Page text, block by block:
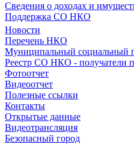
Сведения о доходах и
Поддержка СО НКО
Новости
Перечень НКО
Муниципальный социальный
Реестр СО НКО - получатели
Фотоотчет
Видеоотчет
Полезные ссылки
Контакты
Открытые данные
Видеотрансляция
Безопасный город